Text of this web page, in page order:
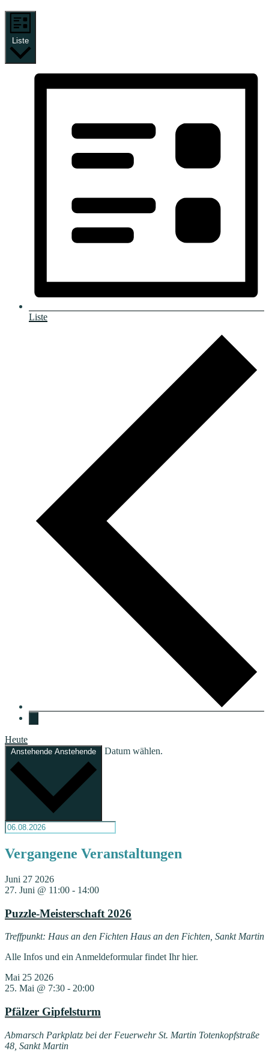
Liste
Liste
Heute
Anstehende Anstehende Datum wählen.
Vergangene Veranstaltungen
Juni 27 2026
27. Juni @ 11:00 - 14:00
Puzzle-Meisterschaft 2026
Treffpunkt: Haus an den Fichten Haus an den Fichten, Sankt Martin
Alle Infos und ein Anmeldeformular findet Ihr hier.
Mai 25 2026
25. Mai @ 7:30 - 20:00
Pfälzer Gipfelsturm
Abmarsch Parkplatz bei der Feuerwehr St. Martin Totenkopfstraße
48, Sankt Martin